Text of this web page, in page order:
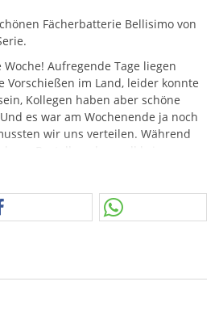
Fächerbatterie Bellisimo von
Aufregende Tage liegen
Vorschießen im Land, leider konnte
Kollegen haben aber schöne
es war am Wochenende ja noch
wir uns verteilen. Während
müssen neue Artikel folgen!